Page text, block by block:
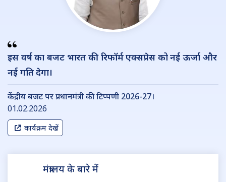
इस वर्ष का बजट भारत की रिफॉर्म एक्सप्रेस को नई ऊर्जा और
नई गति देगा।
केंद्रीय बजट पर प्रधानमंत्री की टिप्पणी 2026-27।
01.02.2026
कार्यक्रम देखें
मंत्रालय के बारे में